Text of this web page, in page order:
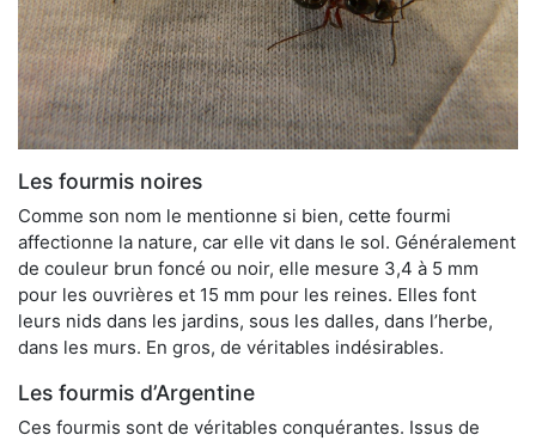
Les fourmis noires
Comme son nom le mentionne si bien, cette fourmi
affectionne la nature, car elle vit dans le sol. Généralement
de couleur brun foncé ou noir, elle mesure 3,4 à 5 mm
pour les ouvrières et 15 mm pour les reines. Elles font
leurs nids dans les jardins, sous les dalles, dans l’herbe,
dans les murs. En gros, de véritables indésirables.
Les fourmis d’Argentine
Ces fourmis sont de véritables conquérantes. Issus de